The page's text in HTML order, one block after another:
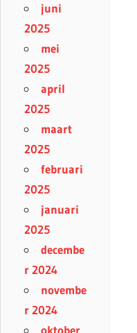
juni
2025
mei
2025
april
2025
maart
2025
februari
2025
januari
2025
decembe
r 2024
novembe
r 2024
oktober